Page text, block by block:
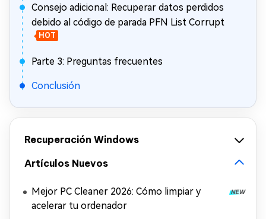
Consejo adicional: Recuperar datos perdidos
debido al código de parada PFN List Corrupt
HOT
Parte 3: Preguntas frecuentes
Conclusión
Recuperación Windows
Artículos Nuevos
Mejor PC Cleaner 2026: Cómo limpiar y
acelerar tu ordenador